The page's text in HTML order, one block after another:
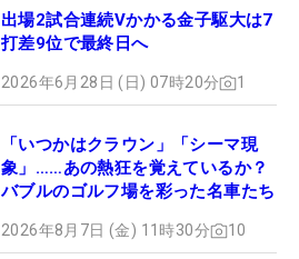
出場2試合連続Vかかる金子駆大は7
打差9位で最終日へ
2026年6月28日 (日) 07時20分 1
「いつかはクラウン」「シーマ現
象」……あの熱狂を覚えているか？
バブルのゴルフ場を彩った名車たち
2026年8月7日 (金) 11時30分 10